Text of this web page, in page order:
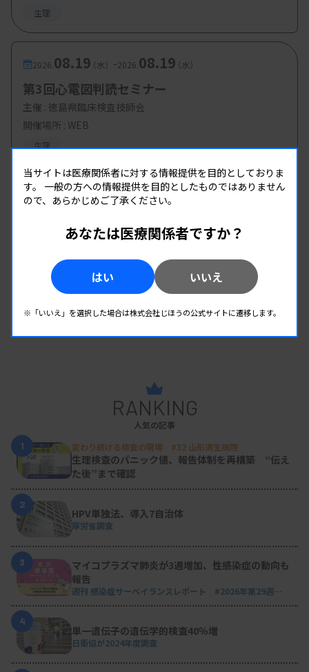
生理
2026. 08.19（水） -2026. 08.19（水）
第3回心電図判読セミナー
主催 : 徳島県臨床検査技師会
開催場所 : WEB
生理
RANKING
人気の記事
1
変わり続ける検査の現場 #32 山形済生病院
生理検査のパニック値、報告体制を再構築 “伝え
た後”まで確認
2
HPV単独法、導入7自治体
厚労省調査
3
マイコプラズマ肺炎が3週増加、性感染症の動向も
報告
週刊 感染症サーベイランスレポート #2026年第29週
4
単一遺伝子の遺伝学的検査40％増
日衛協が2024年度調査
当サイトは医療関係者に対する情報提供を目的としておりま
す。 一般の方への情報提供を目的としたものではありません
ので、あらかじめご了承ください。
あなたは医療関係者ですか？
はい いいえ
※「いいえ」を選択した場合は株式会社じほうの公式サイトに遷移します。